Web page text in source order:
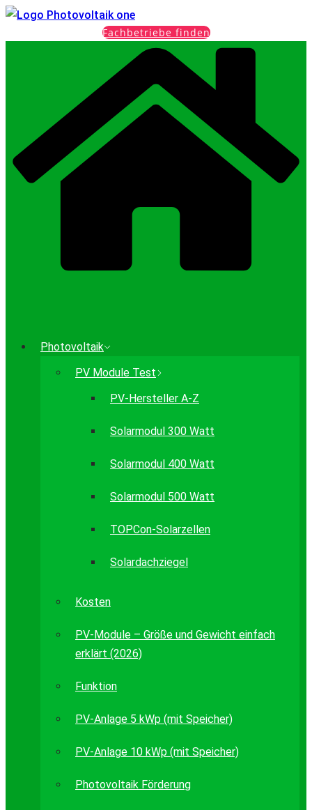
Fachbetriebe finden
Photovoltaik
PV Module Test
PV-Hersteller A-Z
Solarmodul 300 Watt
Solarmodul 400 Watt
Solarmodul 500 Watt
TOPCon-Solarzellen
Solardachziegel
Kosten
PV-Module – Größe und Gewicht einfach
erklärt (2026)
Funktion
PV-Anlage 5 kWp (mit Speicher)
PV-Anlage 10 kWp (mit Speicher)
Photovoltaik Förderung